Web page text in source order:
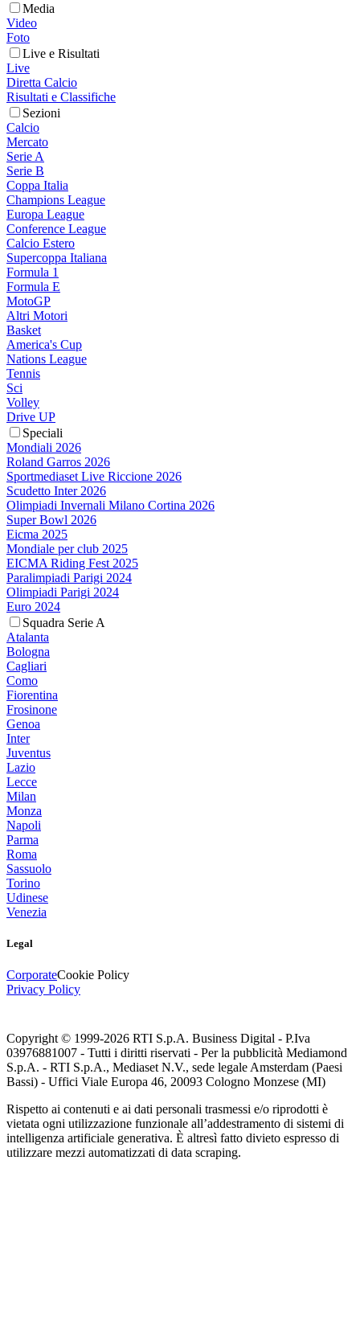
Media
Video
Foto
Live e Risultati
Live
Diretta Calcio
Risultati e Classifiche
Sezioni
Calcio
Mercato
Serie A
Serie B
Coppa Italia
Champions League
Europa League
Conference League
Calcio Estero
Supercoppa Italiana
Formula 1
Formula E
MotoGP
Altri Motori
Basket
America's Cup
Nations League
Tennis
Sci
Volley
Drive UP
Speciali
Mondiali 2026
Roland Garros 2026
Sportmediaset Live Riccione 2026
Scudetto Inter 2026
Olimpiadi Invernali Milano Cortina 2026
Super Bowl 2026
Eicma 2025
Mondiale per club 2025
EICMA Riding Fest 2025
Paralimpiadi Parigi 2024
Olimpiadi Parigi 2024
Euro 2024
Squadra Serie A
Atalanta
Bologna
Cagliari
Como
Fiorentina
Frosinone
Genoa
Inter
Juventus
Lazio
Lecce
Milan
Monza
Napoli
Parma
Roma
Sassuolo
Torino
Udinese
Venezia
Legal
CorporateCookie Policy
Privacy Policy
Copyright © 1999-2026 RTI S.p.A. Business Digital - P.Iva
03976881007 - Tutti i diritti riservati - Per la pubblicità Mediamond
S.p.A. - RTI S.p.A., Mediaset N.V., sede legale Amsterdam (Paesi
Bassi) - Uffici Viale Europa 46, 20093 Cologno Monzese (MI)
Rispetto ai contenuti e ai dati personali trasmessi e/o riprodotti è
vietata ogni utilizzazione funzionale all’addestramento di sistemi di
intelligenza artificiale generativa. È altresì fatto divieto espresso di
utilizzare mezzi automatizzati di data scraping.